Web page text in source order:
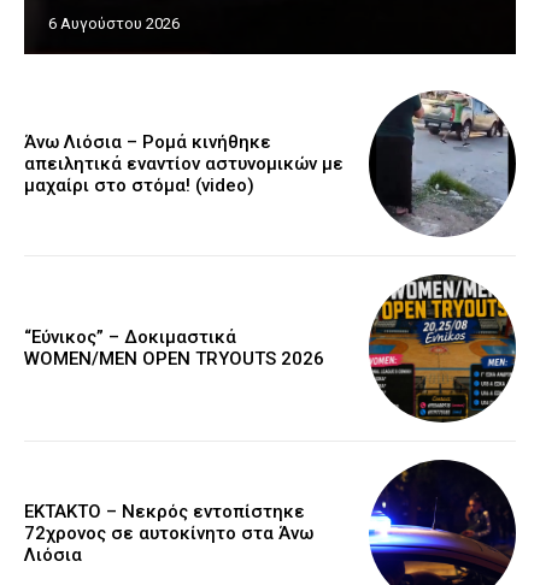
6 Αυγούστου 2026
Άνω Λιόσια – Ρομά κινήθηκε
απειλητικά εναντίον αστυνομικών με
μαχαίρι στο στόμα! (video)
“Εύνικος” – Δοκιμαστικά
WOMEN/MEN OPEN TRYOUTS 2026
EKTAKTO – Νεκρός εντοπίστηκε
72χρονος σε αυτοκίνητο στα Άνω
Λιόσια